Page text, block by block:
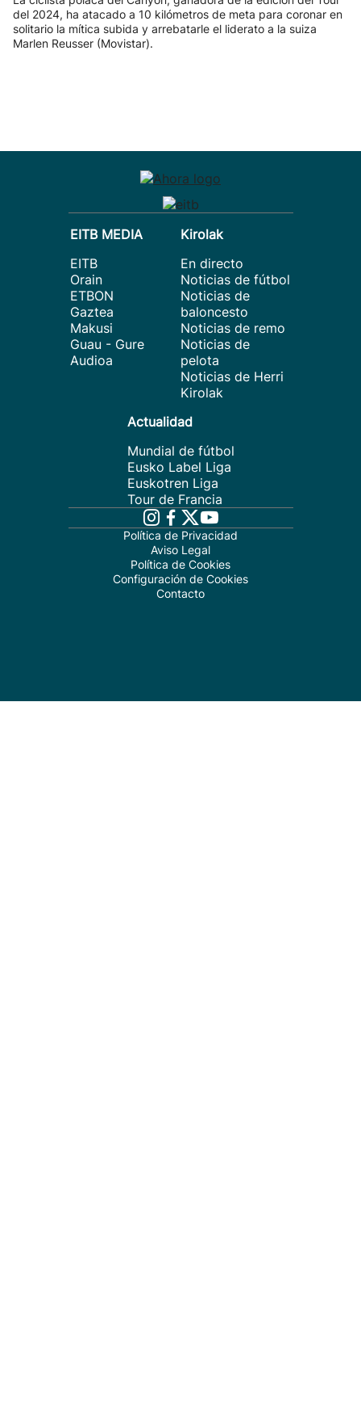
del 2024, ha atacado a 10 kilómetros de meta para coronar en
solitario la mítica subida y arrebatarle el liderato a la suiza
Marlen Reusser (Movistar).
EITB MEDIA
EITB
Orain
ETBON
Gaztea
Makusi
Guau - Gure
Audioa
Kirolak
En directo
Noticias de fútbol
Noticias de
baloncesto
Noticias de remo
Noticias de
pelota
Noticias de Herri
Kirolak
Actualidad
Mundial de fútbol
Eusko Label Liga
Euskotren Liga
Tour de Francia
Política de Privacidad
Aviso Legal
Política de Cookies
Configuración de Cookies
Contacto